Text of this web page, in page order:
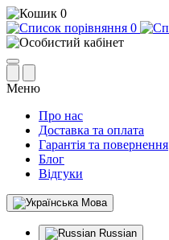
0
0
Меню
Про нас
Доставка та оплата
Гарантія та повернення
Блог
Відгуки
Мова
Russian